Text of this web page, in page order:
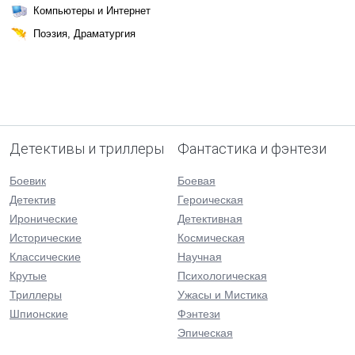
Компьютеры и Интернет
Поэзия, Драматургия
Детективы и триллеры
Боевик
Детектив
Иронические
Исторические
Классические
Крутые
Триллеры
Шпионские
Фантастика и фэнтези
Боевая
Героическая
Детективная
Космическая
Научная
Психологическая
Ужасы и Мистика
Фэнтези
Эпическая